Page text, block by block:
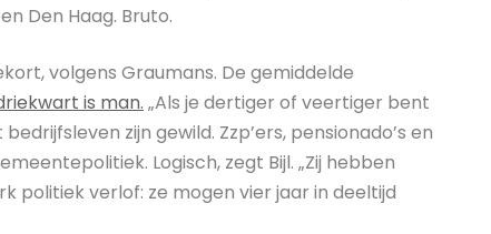
Den Haag. Bruto.
volgens Graumans. De gemiddelde
is man. „Als je dertiger of veertiger bent
zijn gewild. Zzp’ers, pensionado’s en
Logisch, zegt Bijl. „Zij hebben
politiek verlof: ze mogen vier jaar in deeltijd